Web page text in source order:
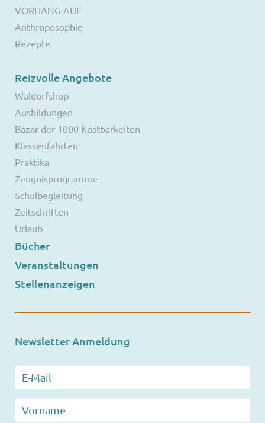
VORHANG AUF
Anthroposophie
Rezepte
Reizvolle Angebote
Waldorfshop
Ausbildungen
Bazar der 1000 Kostbarkeiten
Klassenfahrten
Praktika
Zeugnisprogramme
Schulbegleitung
Zeitschriften
Urlaub
Bücher
Veranstaltungen
Stellenanzeigen
Newsletter Anmeldung